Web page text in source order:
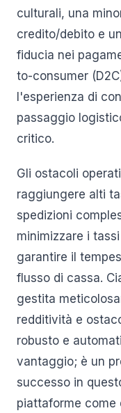
culturali, una
credito/debito e
fiducia nei
to-consumer
l'esperienza di
passaggio
critico.
Gli ostacoli
raggiungere alti
spedizioni
minimizzare i
garantire il
flusso di cassa.
gestita
redditività e
robusto e
vantaggio; è un
successo in
piattaforme come